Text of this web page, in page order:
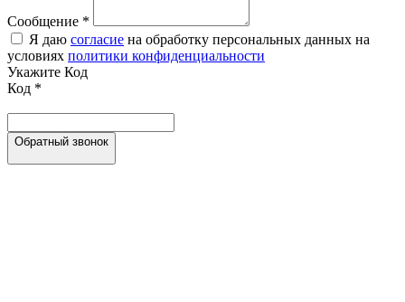
Сообщение *
Я даю согласие на обработку персональных данных на
условиях политики конфиденциальности
Укажите Код
Код *
Обратный звонок